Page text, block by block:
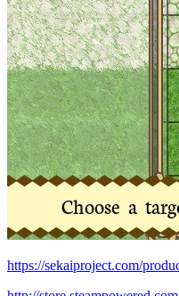
https://sekaiproject.com/